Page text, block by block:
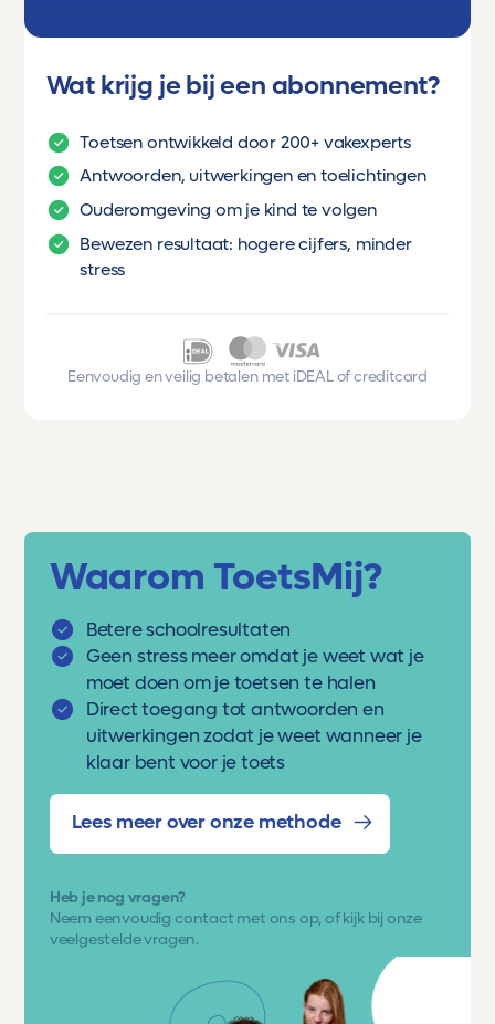
Wat krijg je bij een abonnement?
Toetsen ontwikkeld door 200+ vakexperts
Antwoorden, uitwerkingen en toelichtingen
Ouderomgeving om je kind te volgen
Bewezen resultaat: hogere cijfers, minder
stress
Eenvoudig en veilig betalen met iDEAL of creditcard
Waarom ToetsMij?
Betere schoolresultaten
Geen stress meer omdat je weet wat je
moet doen om je toetsen te halen
Direct toegang tot antwoorden en
uitwerkingen zodat je weet wanneer je
klaar bent voor je toets
Lees meer over onze methode
Heb je nog vragen?
Neem eenvoudig contact met ons op, of kijk bij onze
veelgestelde vragen.